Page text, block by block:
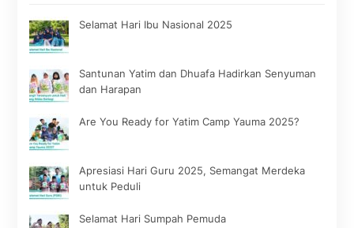
Selamat Hari Ibu Nasional 2025
Santunan Yatim dan Dhuafa Hadirkan Senyuman
dan Harapan
Are You Ready for Yatim Camp Yauma 2025?
Apresiasi Hari Guru 2025, Semangat Merdeka
untuk Peduli
Selamat Hari Sumpah Pemuda